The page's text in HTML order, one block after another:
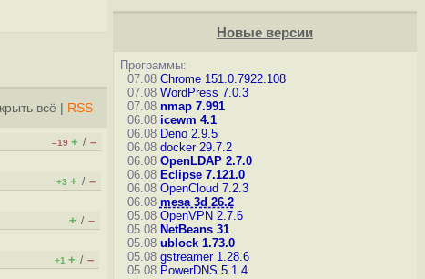
всё RSS
–19 + / –
+3 + / –
+ / –
+1 + / –
Новые версии
Программы:
07.08 Chrome 151.0.7922.108
07.08 WordPress 7.0.3
07.08 nmap 7.991
06.08 icewm 4.1
06.08 Deno 2.9.5
06.08 docker 29.7.2
06.08 OpenLDAP 2.7.0
06.08 Eclipse 7.121.0
06.08 OpenCloud 7.2.3
06.08 mesa 3d 26.2
05.08 OpenVPN 2.7.6
05.08 NetBeans 31
05.08 ublock 1.73.0
05.08 gstreamer 1.28.6
05.08 PowerDNS 5.1.4